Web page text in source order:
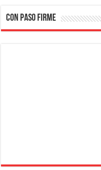
CON PASO FIRME